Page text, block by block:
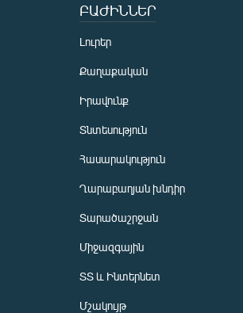
ԲԱԺԻՆՆԵՐ
Լուրեր
Քաղաքական
Իրավունք
Տնտեսություն
Հասարակություն
Ղարաբաղյան խնդիր
Տարածաշրջան
Միջազգային
ՏՏ և Ինտերնետ
Մշակույթ